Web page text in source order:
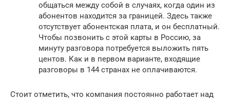
общаться между собой в случаях, когда один из
абонентов находится за границей. Здесь также
отсутствует абонентская плата, и он бесплатный.
Чтобы позвонить с этой карты в Россию, за
минуту разговора потребуется выложить пять
центов. Как и в первом варианте, входящие
разговоры в 144 странах не оплачиваются.
Стоит отметить, что компания постоянно работает над